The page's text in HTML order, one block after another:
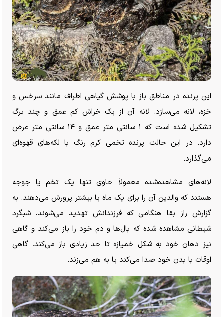
این پرنده در مناطق باز با پوشش گیاهی اطراف مانند سرخس و
خزه، لانه می‌سازد. لانه آن از یک خراش کم عمق و چند برگ
تشکیل شده است که ۱ سانتی متر عمق و ۱۴ سانتی متر عرض
دارد. در این حالت پرنده تخمی کرم رنگ با لکه‌های قهوه‌ای
می‌گذارد.
لانه‌های مشاهده‌شده معمولاً حاوی تنها یک تخم یا جوجه
هستند که والدین آن را برای یک ماه یا بیشتر پرورش می‌دهند. به
گزارش راز بقا هنگامی که فرزندانش تهدید می‌شوند، شبگرد
شیطانی مشاهده شده که بال‌ها و دم خود را باز می‌کند و گاهی
نیز دهان خود به شکل خمیازه تا حد زیادی باز می‌کند. گاهی
اوقات با بدن خود صدا می‌کند یا به هم می‌زند.